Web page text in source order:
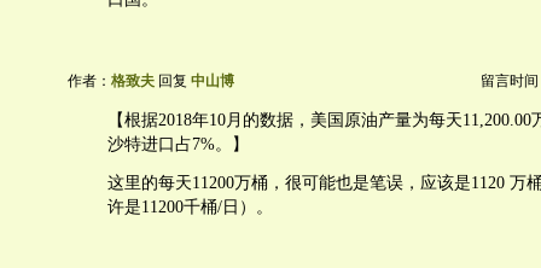
作者： 格致夫 回复 中山博 留言时间
【根据2018年10月的数据，美国原油产量为每天
沙特进口占7%。】
这里的每天11200万桶，很可能也是笔误，应该是1120 万
许是11200千桶/日）。